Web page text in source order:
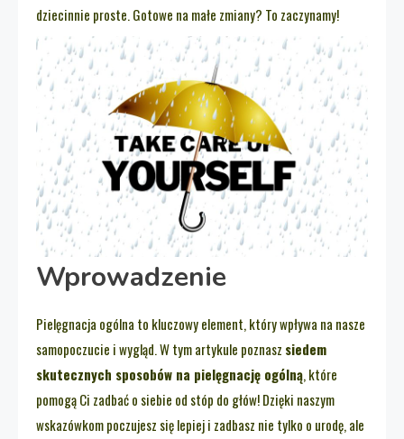
dziecinnie proste. Gotowe na małe zmiany? To zaczynamy!
Wprowadzenie
Pielęgnacja ogólna to kluczowy element, który wpływa na nasze
samopoczucie i wygląd. W tym artykule poznasz siedem
skutecznych sposobów na pielęgnację ogólną, które
pomogą Ci zadbać o siebie od stóp do głów! Dzięki naszym
wskazówkom poczujesz się lepiej i zadbasz nie tylko o urodę, ale